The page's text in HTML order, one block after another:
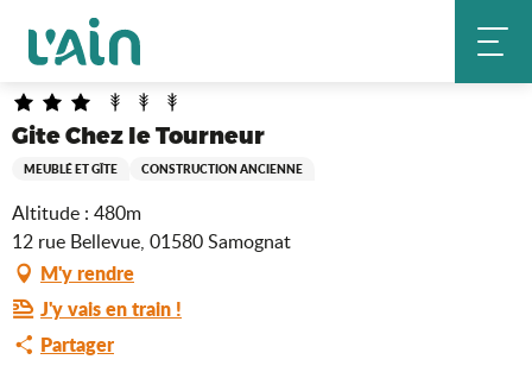
contenu
principal
Accueil Gite Chez le Tourneur
Gite Chez le Tourneur
MEUBLÉ ET GÎTE CONSTRUCTION ANCIENNE
Altitude : 480m
12 rue Bellevue, 01580 Samognat
M'y rendre
J'y vais en train !
Partager